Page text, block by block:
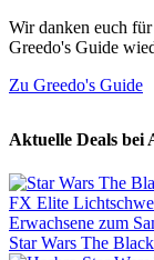
Wir danken euch
Greedo's Guide
Zu Greedo's Guide
Aktuelle Deals bei
Star Wars The